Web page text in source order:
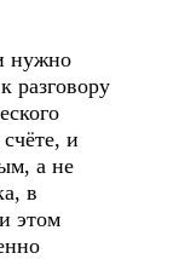
нужно
разговору
и
а не
в
этом